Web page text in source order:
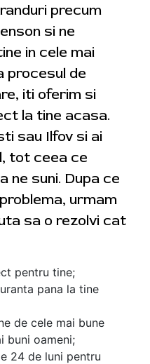
precum
si ne
in cele mai
procesul de
iti oferim si
la tine acasa.
sau Ilfov si ai
tot ceea ce
ne suni. Dupa ce
urmam
sa o rezolvi cat
pentru tine;
pana la tine
de cele mai bune
buni oameni;
24 de luni pentru